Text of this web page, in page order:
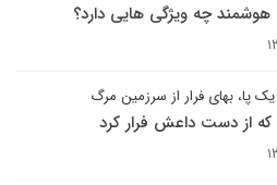
چه ویژگی هایی دارد؟
از دست داعش فرار کرد